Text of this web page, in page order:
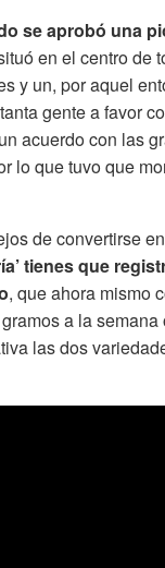
se aprobó una
en el centro de
y un, por aquel
gente a favor
acuerdo con las
lo que tuvo que
de convertirse
tienes que
, que ahora mismo
a la
las dos